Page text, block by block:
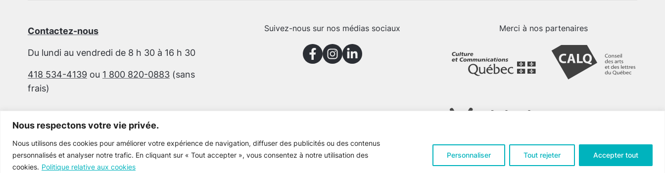
Nous respectons votre vie privée.
Nous utilisons des cookies pour améliorer votre expérience de navigation, diffuser des publicités ou des contenus
personnalisés et analyser notre trafic. En cliquant sur « Tout accepter », vous consentez à notre utilisation des
cookies. Politique relative aux cookies
Personnaliser Tout rejeter Accepter tout
Contactez-nous
Du lundi au vendredi de 8 h 30 à 16 h 30
418 534-4139 ou 1 800 820-0883 (sans
frais)
Suivez-nous sur nos médias sociaux Merci à nos partenaires